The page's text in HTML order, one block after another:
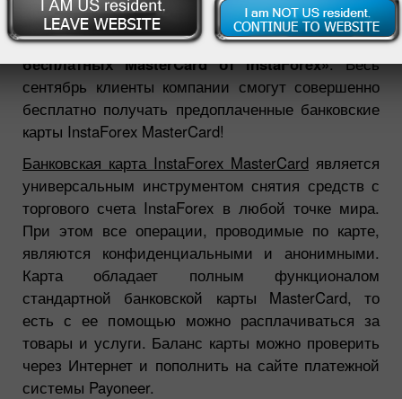
Международный брокер InstaForex объявляет о
новой бонусной акции«Осень – пора
бесплатных MasterCard от InstaForex». Весь
сентябрь клиенты компании смогут совершенно
бесплатно получать предоплаченные банковские
карты InstaForex MasterCard!
Банковская карта InstaForex MasterCard является
универсальным инструментом снятия средств с
торгового счета InstaForex в любой точке мира.
При этом все операции, проводимые по карте,
являются конфиденциальными и анонимными.
Карта обладает полным функционалом
стандартной банковской карты MasterCard, то
есть с ее помощью можно расплачиваться за
товары и услуги. Баланс карты можно проверить
через Интернет и пополнить на сайте платежной
системы Payoneer.